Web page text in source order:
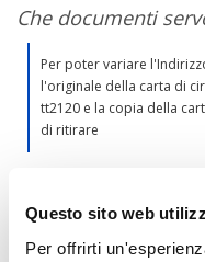
Questo sito web
Per offrirti
Che documenti
Per poter variare
l'originale della carta di
tt2120 e la copia della
di ritirare
Indirizzo su Libretto?
Il servizio può essere